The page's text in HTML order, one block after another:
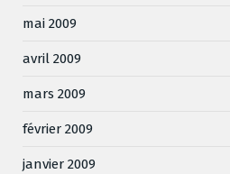
mai 2009
avril 2009
mars 2009
février 2009
janvier 2009